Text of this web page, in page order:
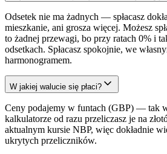
Odsetek nie ma żadnych — spłacasz
mieszkanie, ani grosza więcej. Możesz
to żadnej przewagi, bo przy ratach 0% i
odsetkach. Spłacasz spokojnie, we
harmonogramem.
W jakiej walucie się płaci?
Ceny podajemy w funtach (GBP) — tak
kalkulatorze od razu przeliczasz je na
aktualnym kursie NBP, więc dokładnie
ukrytych przeliczników.